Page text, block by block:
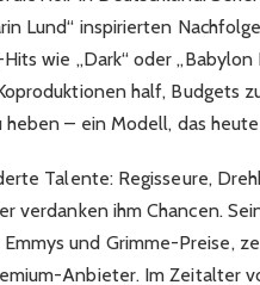
Lund“ inspirierten
wie „Dark“ oder „Babylon
half, Budgets
heben – ein Modell, das
Talente: Regisseure,
verdanken ihm Chancen.
und Grimme-Preise,
Anbieter. Im Zeitalter